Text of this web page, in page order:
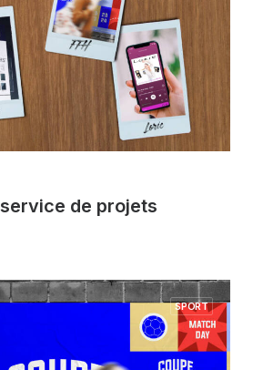
de projets
SPORT